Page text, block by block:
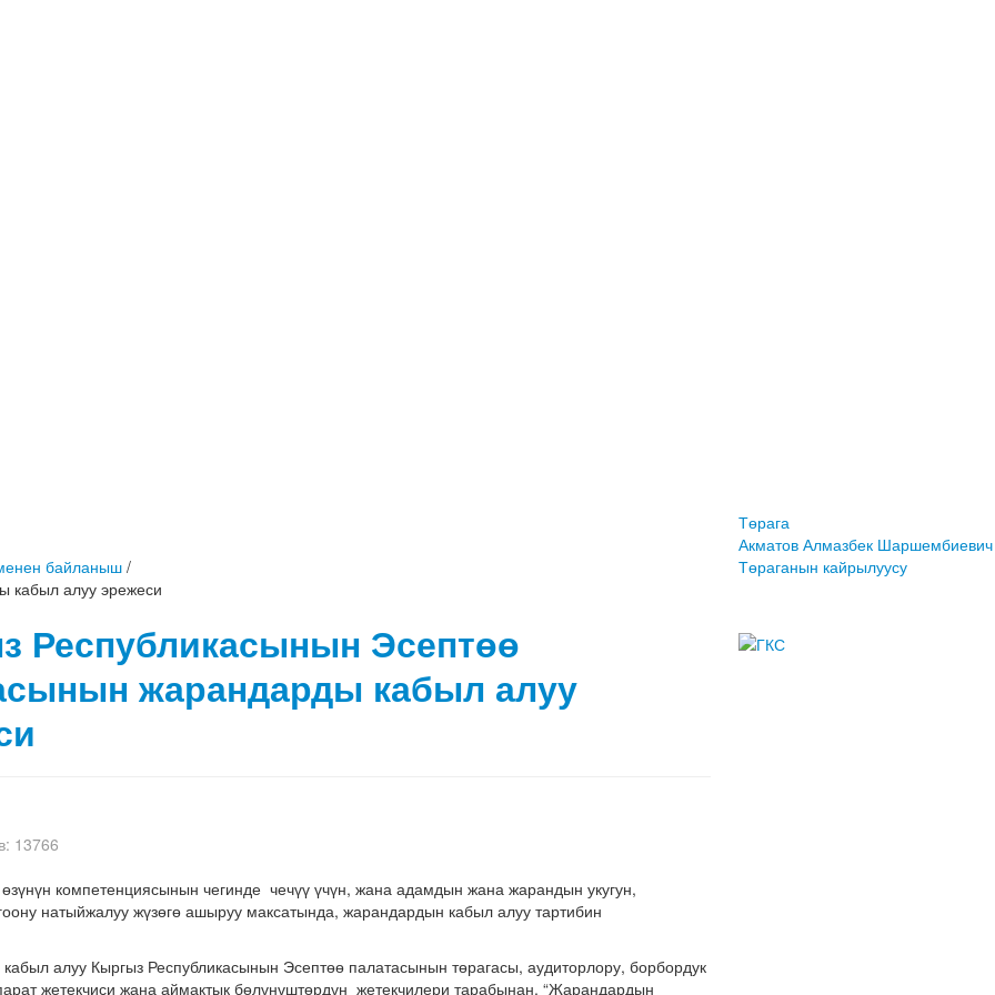
байланыш /
кабыл алуу эрежеси
Республикасынын Эсептөө
жарандарды кабыл алуу
13766
компетенциясынын чегинде чечүү үчүн, жана адамдын жана жарандын укугун,
натыйжалуу жүзөгө ашыруу максатында, жарандардын кабыл алуу тартибин
алуу Кыргыз Республикасынын Эсептөө палатасынын төрагасы, аудиторлору, борбордук
жетекчиси жана аймактык бөлүнүштөрдүн жетекчилери тарабынан, “Жарандардын
Төрага
Акматов Алмазбек Шаршембиевич
Төраганын кайрылуусу